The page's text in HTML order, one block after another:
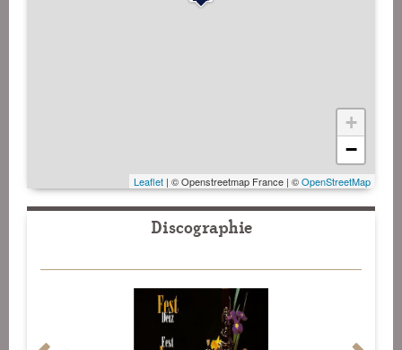
+
−
Leaflet | © Openstreetmap France | ©OpenStreetMap
Discographie